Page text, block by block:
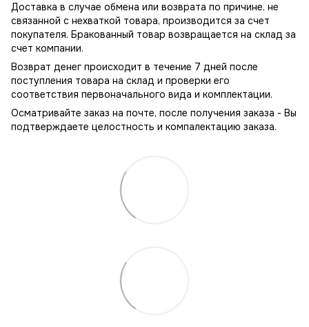
Доставка в случае обмена или возврата по причине, не
связанной с нехваткой товара, производится за счет
покупателя. Бракованный товар возвращается на склад за
счет компании.
Возврат денег происходит в течение 7 дней после
поступления товара на склад и проверки его
соответствия первоначального вида и комплектации.
Осматривайте заказ на почте, после получения заказа - Вы
подтверждаете целостность и компалектацию заказа.